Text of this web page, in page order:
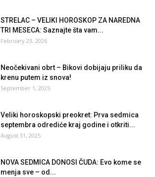
STRELAC – VELIKI HOROSKOP ZA NAREDNA
TRI MESECA: Saznajte šta vam...
February 23, 2026
Neočekivani obrt – Bikovi dobijaju priliku da
krenu putem iz snova!
September 1, 2025
Veliki horoskopski preokret: Prva sedmica
septembra odrediće kraj godine i otkriti...
August 31, 2025
NOVA SEDMICA DONOSI ČUDA: Evo kome se
menja sve – od...